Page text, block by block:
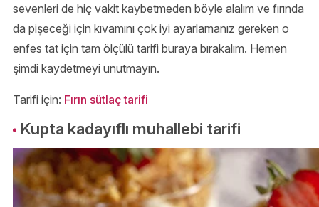
sevenleri de hiç vakit kaybetmeden böyle alalım ve fırında
da pişeceği için kıvamını çok iyi ayarlamanız gereken o
enfes tat için tam ölçülü tarifi buraya bırakalım. Hemen
şimdi kaydetmeyi unutmayın.
Tarifi için: Fırın sütlaç tarifi
Kupta kadayıflı muhallebi tarifi